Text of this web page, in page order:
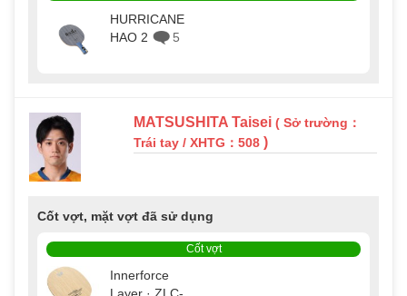
HURRICANE
HAO 2
5
MATSUSHITA Taisei( Sở trường：
Trái tay / XHTG：508 )
Cốt vợt, mặt vợt đã sử dụng
Cốt vợt
Innerforce